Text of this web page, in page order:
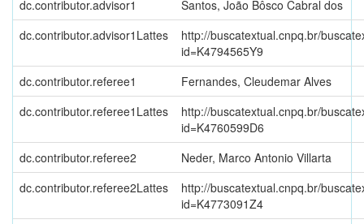
dc.contributor.advisor1
Santos, João Bôsco Cabral dos
dc.contributor.advisor1Lattes
http://buscatextual.cnpq.br/
id=K4794565Y9
dc.contributor.referee1
Fernandes, Cleudemar Alves
dc.contributor.referee1Lattes
http://buscatextual.cnpq.br/
id=K4760599D6
dc.contributor.referee2
Neder, Marco Antonio Villarta
dc.contributor.referee2Lattes
http://buscatextual.cnpq.br/
id=K4773091Z4